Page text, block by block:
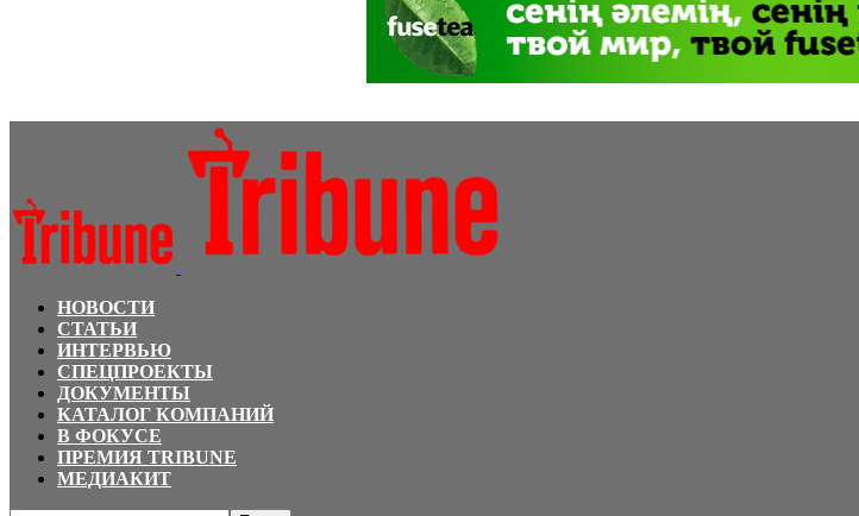
НОВОСТИ
СТАТЬИ
ИНТЕРВЬЮ
СПЕЦПРОЕКТЫ
ДОКУМЕНТЫ
КАТАЛОГ КОМПАНИЙ
В ФОКУСЕ
ПРЕМИЯ TRIBUNE
МЕДИАКИТ